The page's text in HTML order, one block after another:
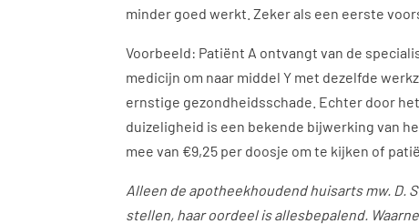
minder goed werkt. Zeker als een eerste
Voorbeeld: Patiënt A ontvangt van de
medicijn om naar middel Y met dezelfde
ernstige gezondheidsschade. Echter door
duizeligheid is een bekende bijwerking van
mee van €9,25 per doosje om te kijken of
Alleen de apotheekhoudend huisarts mw. D.
stellen, haar oordeel is allesbepalend.